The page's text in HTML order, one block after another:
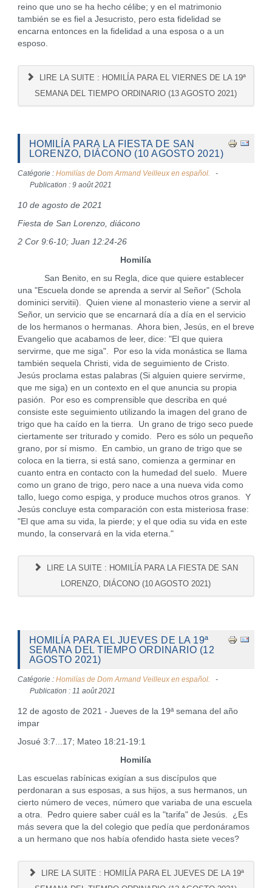
reino que uno se ha hecho célibe; y en el matrimonio
también se es fiel a Jesucristo, pero esta fidelidad se
encarna entonces en la fidelidad a una esposa o a un
esposo.
LIRE LA SUITE : HOMILÍA PARA EL VIERNES DE LA 19ª
SEMANA DEL TIEMPO ORDINARIO (13 AGOSTO 2021)
HOMILÍA PARA LA FIESTA DE SAN
LORENZO, DIÁCONO (10 AGOSTO 2021)
Catégorie : Homilías de Dom Armand Veilleux en español.
Publication : 9 août 2021
10 de agosto de 2021
Fiesta de San Lorenzo, diácono
2 Cor 9:6-10; Juan 12:24-26
Homilía
San Benito, en su Regla, dice que quiere establecer
una "Escuela donde se aprenda a servir al Señor" (Schola
dominici servitii). Quien viene al monasterio viene a servir al
Señor, un servicio que se encarnará día a día en el servicio
de los hermanos o hermanas. Ahora bien, Jesús, en el breve
Evangelio que acabamos de leer, dice: "El que quiera
servirme, que me siga". Por eso la vida monástica se llama
también sequela Christi, vida de seguimiento de Cristo.
Jesús proclama estas palabras (Si alguien quiere servirme,
que me siga) en un contexto en el que anuncia su propia
pasión. Por eso es comprensible que describa en qué
consiste este seguimiento utilizando la imagen del grano de
trigo que ha caído en la tierra. Un grano de trigo seco puede
ciertamente ser triturado y comido. Pero es sólo un pequeño
grano, por sí mismo. En cambio, un grano de trigo que se
coloca en la tierra, si está sano, comienza a germinar en
cuanto entra en contacto con la humedad del suelo. Muere
como un grano de trigo, pero nace a una nueva vida como
tallo, luego como espiga, y produce muchos otros granos. Y
Jesús concluye esta comparación con esta misteriosa frase:
"El que ama su vida, la pierde; y el que odia su vida en este
mundo, la conservará en la vida eterna."
LIRE LA SUITE : HOMILÍA PARA LA FIESTA DE SAN
LORENZO, DIÁCONO (10 AGOSTO 2021)
HOMILÍA PARA EL JUEVES DE LA 19ª
SEMANA DEL TIEMPO ORDINARIO (12
AGOSTO 2021)
Catégorie : Homilías de Dom Armand Veilleux en español.
Publication : 11 août 2021
12 de agosto de 2021 - Jueves de la 19ª semana del año
impar
Josué 3:7...17; Mateo 18:21-19:1
Homilía
Las escuelas rabínicas exigían a sus discípulos que
perdonaran a sus esposas, a sus hijos, a sus hermanos, un
cierto número de veces, número que variaba de una escuela
a otra. Pedro quiere saber cuál es la "tarifa" de Jesús. ¿Es
más severa que la del colegio que pedía que perdonáramos
a un hermano que nos había ofendido hasta siete veces?
LIRE LA SUITE : HOMILÍA PARA EL JUEVES DE LA 19ª